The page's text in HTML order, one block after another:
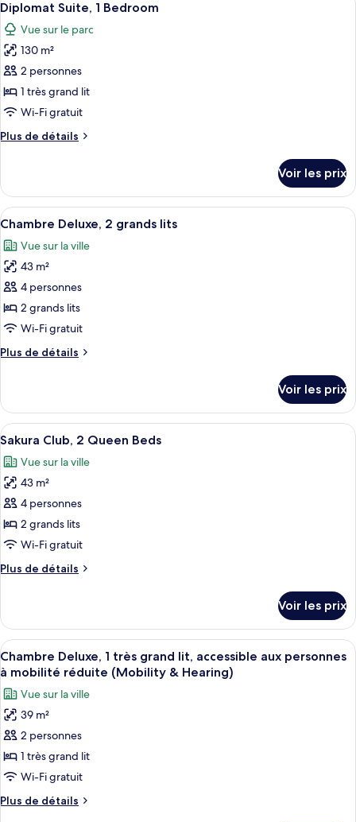
de
chambre
Avenue
Suite,
Bedroom
toutes
les
photos
pour
ce
type
chambre :
Bedroom
11
Diplomat Suite, 1 Bedroom
Vue sur le parc
130 m²
2 personnes
1 très grand lit
Wi-Fi gratuit
Plus de détails
Plus
le
type
de
Diplomat
Suite,
Bedroom
Voir les prix
Afficher
toutes
les
photos
pour
ce
type
chambre :
2
grands
lits
Une chambre d’hôtel avec deux lits,
6
Chambre Deluxe, 2 grands lits
Vue sur la ville
43 m²
4 personnes
2 grands lits
Wi-Fi gratuit
Plus de détails
Plus
le
type
de
Chambre
Deluxe,
grands
lits
Voir les prix
Afficher
toutes
les
photos
pour
ce
type
chambre :
2
Queen
Beds
Une chambre d’hôtel moderne
10
Sakura Club, 2 Queen Beds
Vue sur la ville
43 m²
4 personnes
2 grands lits
Wi-Fi gratuit
Plus de détails
Plus
le
type
de
chambre
Club,
2
Queen
Beds
Voir les prix
Afficher
toutes
les
photos
pour
ce
type
de
chambre :
Chambre
Une chambre d’hôtel moderne
9
Chambre Deluxe, 1 très grand lit, accessible aux personnes
à mobilité réduite (Mobility & Hearing)
Vue sur la ville
39 m²
2 personnes
1 très grand lit
Wi-Fi gratuit
Plus de détails
Plus